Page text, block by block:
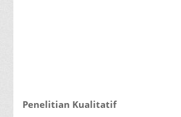
Penelitian Kualitatif